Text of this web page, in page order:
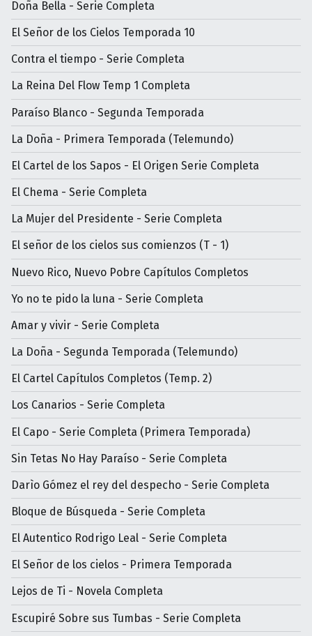
Doña Bella - Serie Completa
El Señor de los Cielos Temporada 10
Contra el tiempo - Serie Completa
La Reina Del Flow Temp 1 Completa
Paraíso Blanco - Segunda Temporada
La Doña - Primera Temporada (Telemundo)
El Cartel de los Sapos - El Origen Serie Completa
El Chema - Serie Completa
La Mujer del Presidente - Serie Completa
El señor de los cielos sus comienzos (T - 1)
Nuevo Rico, Nuevo Pobre Capítulos Completos
Yo no te pido la luna - Serie Completa
Amar y vivir - Serie Completa
La Doña - Segunda Temporada (Telemundo)
El Cartel Capítulos Completos (Temp. 2)
Los Canarios - Serie Completa
El Capo - Serie Completa (Primera Temporada)
Sin Tetas No Hay Paraíso - Serie Completa
Darìo Gómez el rey del despecho - Serie Completa
Bloque de Búsqueda - Serie Completa
El Autentico Rodrigo Leal - Serie Completa
El Señor de los cielos - Primera Temporada
Lejos de Ti - Novela Completa
Escupiré Sobre sus Tumbas - Serie Completa